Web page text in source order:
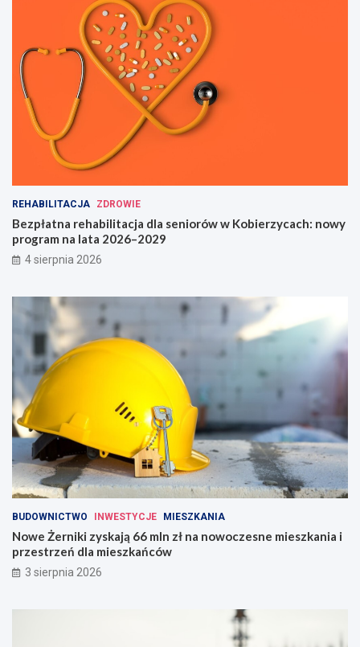
REHABILITACJA ZDROWIE
Bezpłatna rehabilitacja dla seniorów w Kobierzycach: nowy
program na lata 2026–2029
4 sierpnia 2026
BUDOWNICTWO INWESTYCJE MIESZKANIA
Nowe Żerniki zyskają 66 mln zł na nowoczesne mieszkania i
przestrzeń dla mieszkańców
3 sierpnia 2026